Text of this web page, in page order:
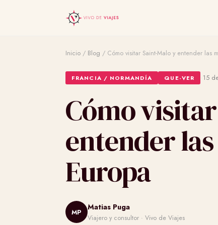
Inicio / Blog / Cómo visitar Saint-Malo y entender las
FRANCIA / NORMANDÍA QUE-VER ·15
Cómo
entender
Europa
MP
Matias Puga
Viajero y consultor · Vivo de Viajes